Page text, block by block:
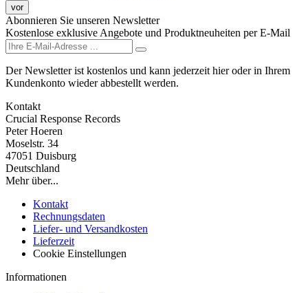
vor
Abonnieren Sie unseren Newsletter
Kostenlose exklusive Angebote und Produktneuheiten per E-Mail
Der Newsletter ist kostenlos und kann jederzeit hier oder in Ihrem
Kundenkonto wieder abbestellt werden.
Kontakt
Crucial Response Records
Peter Hoeren
Moselstr. 34
47051 Duisburg
Deutschland
Mehr über...
Kontakt
Rechnungsdaten
Liefer- und Versandkosten
Lieferzeit
Cookie Einstellungen
Informationen